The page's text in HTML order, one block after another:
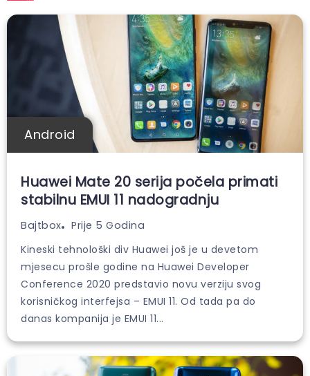
Android
Huawei Mate 20 serija počela primati
stabilnu EMUI 11 nadogradnju
Bajtbox
Prije 5 Godina
Kineski tehnološki div Huawei još je u devetom
mjesecu prošle godine na Huawei Developer
Conference 2020 predstavio novu verziju svog
korisničkog interfejsa – EMUI 11. Od tada pa do
danas kompanija je EMUI 11...